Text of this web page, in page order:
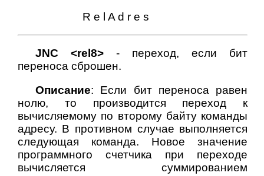
R e l A d r e s
JNC <rel8>- переход, если бит
переноса сброшен.
Описание: Если бит переноса равен
нолю, то производится переход к
вычисляемому по второму байту команды
адресу. В противном случае выполняется
следующая команда. Новое значение
программного счетчика при переходе
вычисляется суммированием